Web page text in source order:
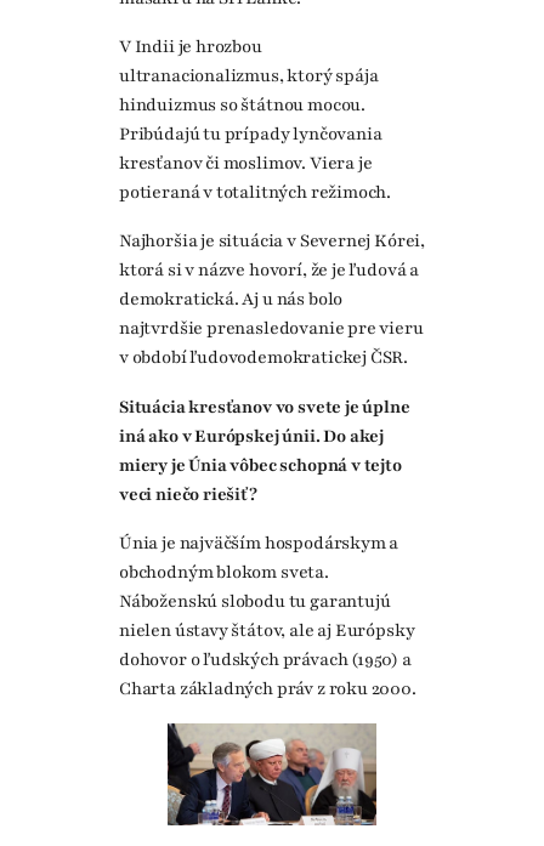
V Indii je hrozbou
ultranacionalizmus, ktorý spája
hinduizmus so štátnou mocou.
Pribúdajú tu prípady lynčovania
kresťanov či moslimov. Viera je
potieraná v totalitných režimoch.
Najhoršia je situácia v Severnej Kórei,
ktorá si v názve hovorí, že je ľudová a
demokratická. Aj u nás bolo
najtvrdšie prenasledovanie pre vieru
v období ľudovodemokratickej ČSR.
Situácia kresťanov vo svete je úplne
iná ako v Európskej únii. Do akej
miery je Únia vôbec schopná v tejto
veci niečo riešiť?
Únia je najväčším hospodárskym a
obchodným blokom sveta.
Náboženskú slobodu tu garantujú
nielen ústavy štátov, ale aj Európsky
dohovor o ľudských právach (1950) a
Charta základných práv z roku 2000.